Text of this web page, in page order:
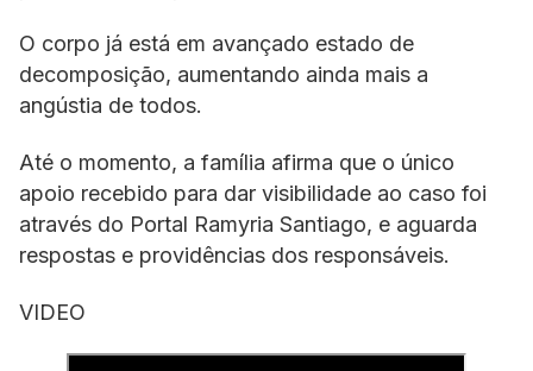
O corpo já está em avançado estado de
decomposição, aumentando ainda mais a
angústia de todos.
Até o momento, a família afirma que o único
apoio recebido para dar visibilidade ao caso foi
através do Portal Ramyria Santiago, e aguarda
respostas e providências dos responsáveis.
VIDEO